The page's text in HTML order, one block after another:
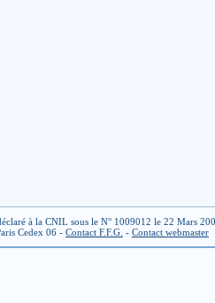
à la CNIL sous le N° 1009012 le 22 Mars
Cedex 06 - Contact F.F.G. - Contact webmaster